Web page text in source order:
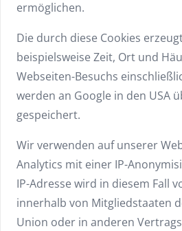
ermöglichen.
Die durch diese Cookies
beispielsweise Zeit, Ort und
Webseiten-Besuchs
werden an Google in den USA
gespeichert.
Wir verwenden auf unserer
Analytics mit einer IP-
IP-Adresse wird in diesem Fall
innerhalb von Mitgliedstaaten
Union oder in anderen